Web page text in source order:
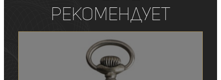
рекомендует